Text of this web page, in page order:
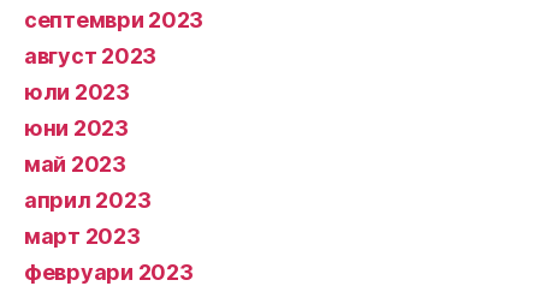
септември 2023
август 2023
юли 2023
юни 2023
май 2023
април 2023
март 2023
февруари 2023